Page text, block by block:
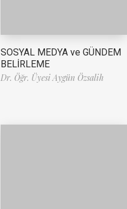
SOSYAL MEDYA ve GÜNDEM
BELİRLEME
Dr. Öğr. Üyesi Aygün Özsalih